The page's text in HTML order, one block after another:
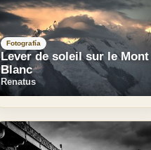
Fotografía
Lever de soleil sur le Mont
Blanc
Renatus